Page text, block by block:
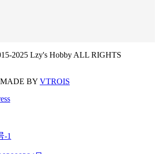
2025 Lzy's Hobby ALL RIGHTS
MADE BY VTROIS
-1